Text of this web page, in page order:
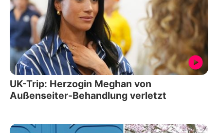
UK-Trip: Herzogin Meghan von
Außenseiter-Behandlung verletzt